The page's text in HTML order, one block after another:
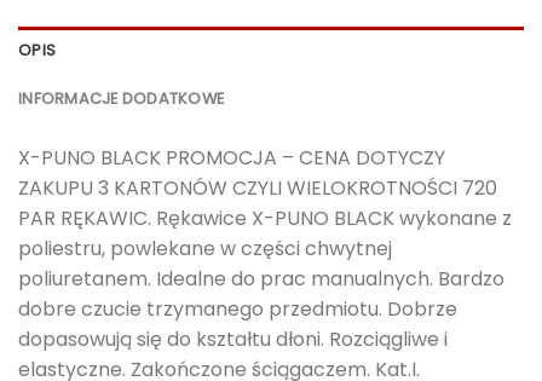
OPIS
INFORMACJE DODATKOWE
X-PUNO BLACK PROMOCJA – CENA DOTYCZY
ZAKUPU 3 KARTONÓW CZYLI WIELOKROTNOŚCI 720
PAR RĘKAWIC. Rękawice X-PUNO BLACK wykonane z
poliestru, powlekane w części chwytnej
poliuretanem. Idealne do prac manualnych. Bardzo
dobre czucie trzymanego przedmiotu. Dobrze
dopasowują się do kształtu dłoni. Rozciągliwe i
elastyczne. Zakończone ściągaczem. Kat.I.